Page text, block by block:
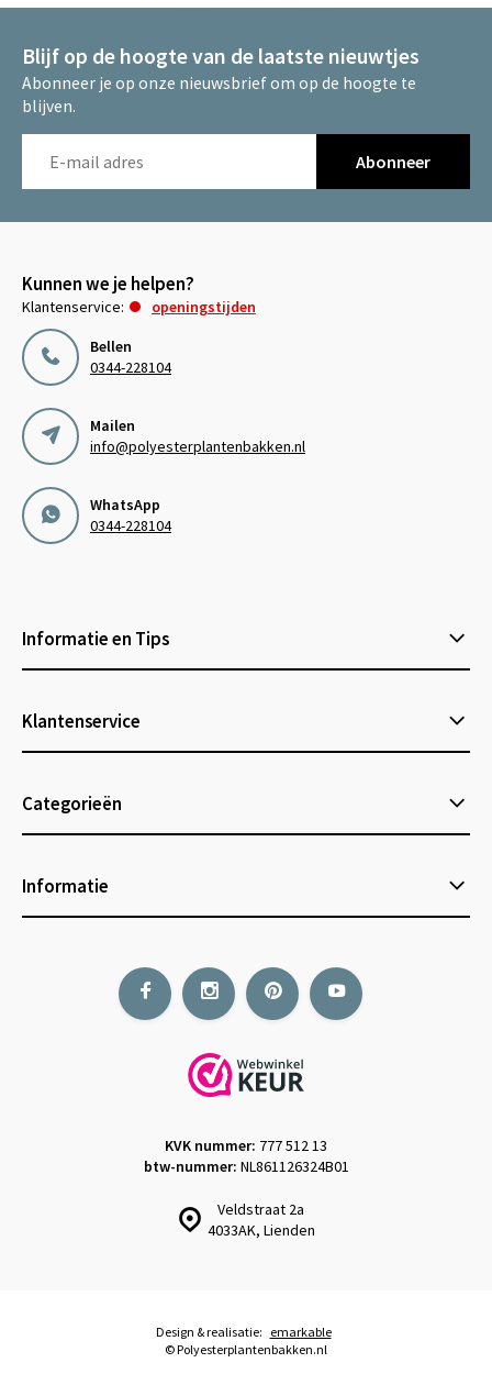
Blijf op de hoogte van de laatste nieuwtjes
Abonneer je op onze nieuwsbrief om op de hoogte te
blijven.
Abonneer
Kunnen we je helpen?
Klantenservice:
openingstijden
Bellen
0344-228104
Mailen
info@polyesterplantenbakken.nl
WhatsApp
0344-228104
Informatie en Tips
Klantenservice
Categorieën
Informatie
Veldstraat 2a
4033AK, Lienden
KVK nummer: 777 512 13
btw-nummer: NL861126324B01
© Polyesterplantenbakken.nl
Design & realisatie: emarkable